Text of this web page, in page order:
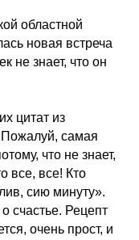
областной
новая встреча
не знает, что он
цитат из
самая
что не знает,
все, все! Кто
сию минуту».
счастье. Рецепт
очень прост, и